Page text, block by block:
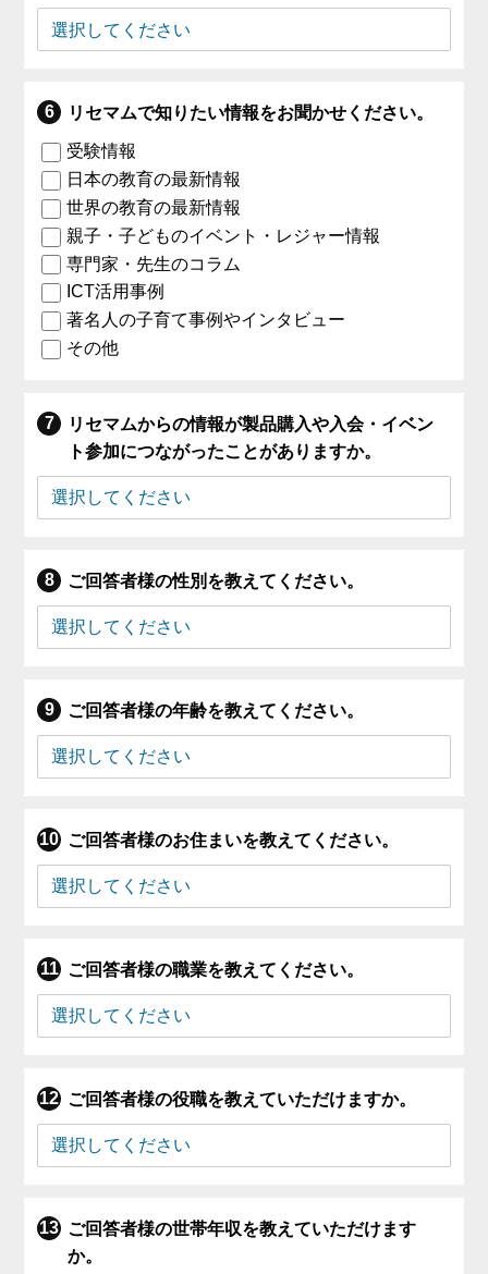
リセマムで知りたい情報をお聞かせください。
受験情報
日本の教育の最新情報
世界の教育の最新情報
親子・子どものイベント・レジャー情報
専門家・先生のコラム
ICT活用事例
著名人の子育て事例やインタビュー
その他
リセマムからの情報が製品購入や入会・イベン
ト参加につながったことがありますか。
ご回答者様の性別を教えてください。
ご回答者様の年齢を教えてください。
ご回答者様のお住まいを教えてください。
ご回答者様の職業を教えてください。
ご回答者様の役職を教えていただけますか。
ご回答者様の世帯年収を教えていただけます
か。